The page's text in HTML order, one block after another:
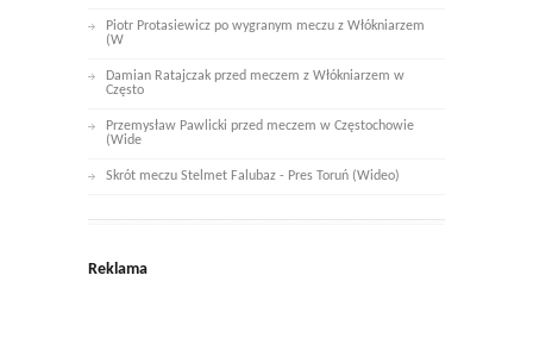
Piotr Protasiewicz po wygranym meczu z Włókniarzem
(W
Damian Ratajczak przed meczem z Włókniarzem w
Często
Przemysław Pawlicki przed meczem w Częstochowie
(Wide
Skrót meczu Stelmet Falubaz - Pres Toruń (Wideo)
Reklama